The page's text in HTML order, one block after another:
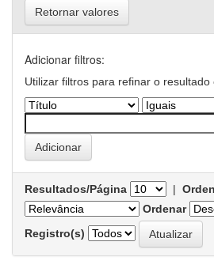
Retornar valores
Adicionar filtros:
Utilizar filtros para refinar o resultado
Resultados/Página |
Ordenar
Registro(s)